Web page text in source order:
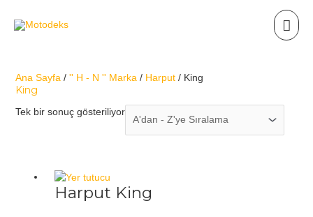
Ana Sayfa / '' H - N '' Marka / Harput/ King
King
Tek bir sonuç gösteriliyor
Harput King